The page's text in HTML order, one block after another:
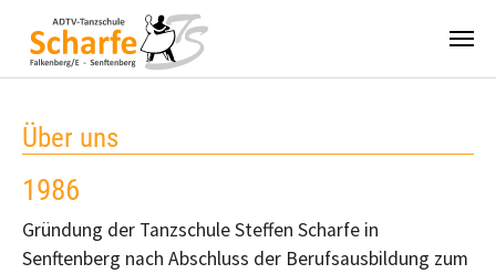
Über uns
1986
Gründung der Tanzschule Steffen Scharfe in
Senftenberg nach Abschluss der Berufsausbildung zum